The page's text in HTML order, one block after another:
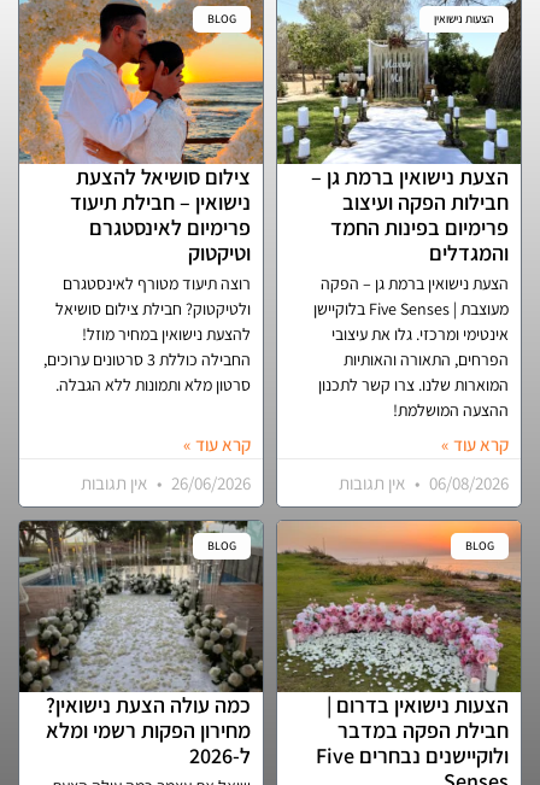
הצעות נישואין
הצעת נישואין ברמת גן –
חבילות הפקה ועיצוב
פרימיום בפינות החמד
והמגדלים
הצעת נישואין ברמת גן – הפקה
מעוצבת | Five Senses בלוקיישן
אינטימי ומרכזי. גלו את עיצובי
הפרחים, התאורה והאותיות
המוארות שלנו. צרו קשר לתכנון
ההצעה המושלמת!
קרא עוד »
06/08/2026
אין תגובות
BLOG
צילום סושיאל להצעת
נישואין – חבילת תיעוד
פרימיום לאינסטגרם
וטיקטוק
רוצה תיעוד מטורף לאינסטגרם
ולטיקטוק? חבילת צילום סושיאל
להצעת נישואין במחיר מוזל!
החבילה כוללת 3 סרטונים ערוכים,
סרטון מלא ותמונות ללא הגבלה.
קרא עוד »
26/06/2026
אין תגובות
BLOG
הצעות נישואין בדרום |
חבילת הפקה במדבר
ולוקיישנים נבחרים Five
BLOG
כמה עולה הצעת נישואין?
מחירון הפקות רשמי ומלא
ל-2026